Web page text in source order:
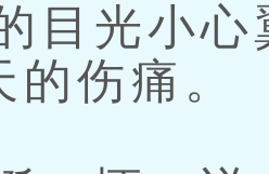
光小心
的伤痛。